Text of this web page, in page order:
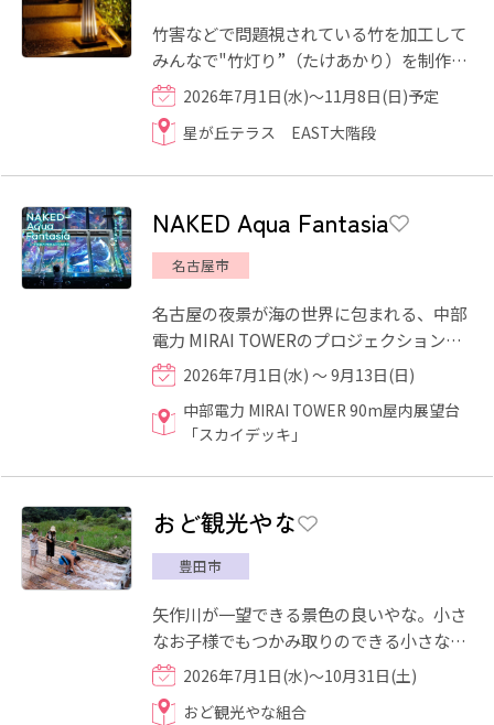
竹害などで問題視されている竹を加工して
みんなで"竹灯り”（たけあかり）を制作し
ました。 ワークショップにご参加のお子さ
まがたに作っていただ...
2026年7月1日(水)～11月8日(日)予定
星が丘テラス EAST大階段
NAKED Aqua Fantasia
名古屋市
名古屋の夜景が海の世界に包まれる、中部
電力 MIRAI TOWERのプロジェクションマ
ッピングです。名古屋と縁のある存在「シ
ャチ」とともに巡る映像の...
2026年7月1日(水) ～ 9月13日(日)
中部電力 MIRAI TOWER 90m屋内展望台
「スカイデッキ」
おど観光やな
豊田市
矢作川が一望できる景色の良いやな。小さ
なお子様でもつかみ取りのできる小さな池
があります。素晴らしい眺めと焼きたての
鮎をご賞味あれ！また、...
2026年7月1日(水)～10月31日(土)
おど観光やな組合